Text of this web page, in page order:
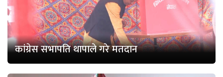
कांग्रेस सभापति थापाले गरे मतदान